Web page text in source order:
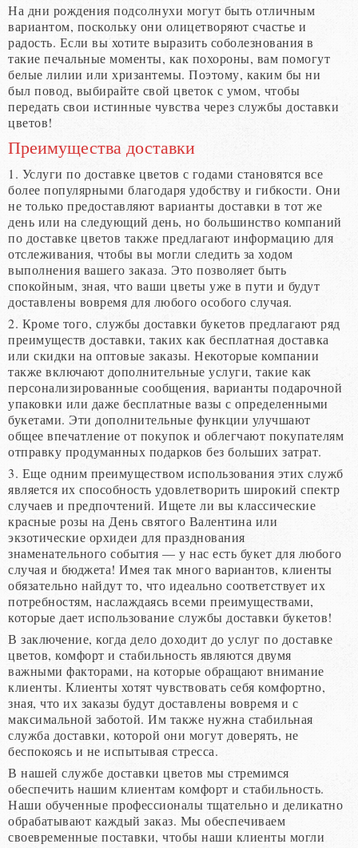
На дни рождения подсолнухи могут быть отличным
вариантом, поскольку они олицетворяют счастье и
радость. Если вы хотите выразить соболезнования в
такие печальные моменты, как похороны, вам помогут
белые лилии или хризантемы. Поэтому, каким бы ни
был повод, выбирайте свой цветок с умом, чтобы
передать свои истинные чувства через службы доставки
цветов!
Преимущества доставки
1. Услуги по доставке цветов с годами становятся все
более популярными благодаря удобству и гибкости. Они
не только предоставляют варианты доставки в тот же
день или на следующий день, но большинство компаний
по доставке цветов также предлагают информацию для
отслеживания, чтобы вы могли следить за ходом
выполнения вашего заказа. Это позволяет быть
спокойным, зная, что ваши цветы уже в пути и будут
доставлены вовремя для любого особого случая.
2. Кроме того, службы доставки букетов предлагают ряд
преимуществ доставки, таких как бесплатная доставка
или скидки на оптовые заказы. Некоторые компании
также включают дополнительные услуги, такие как
персонализированные сообщения, варианты подарочной
упаковки или даже бесплатные вазы с определенными
букетами. Эти дополнительные функции улучшают
общее впечатление от покупок и облегчают покупателям
отправку продуманных подарков без больших затрат.
3. Еще одним преимуществом использования этих служб
является их способность удовлетворить широкий спектр
случаев и предпочтений. Ищете ли вы классические
красные розы на День святого Валентина или
экзотические орхидеи для празднования
знаменательного события — у нас есть букет для любого
случая и бюджета! Имея так много вариантов, клиенты
обязательно найдут то, что идеально соответствует их
потребностям, наслаждаясь всеми преимуществами,
которые дает использование службы доставки букетов!
В заключение, когда дело доходит до услуг по доставке
цветов, комфорт и стабильность являются двумя
важными факторами, на которые обращают внимание
клиенты. Клиенты хотят чувствовать себя комфортно,
зная, что их заказы будут доставлены вовремя и с
максимальной заботой. Им также нужна стабильная
служба доставки, которой они могут доверять, не
беспокоясь и не испытывая стресса.
В нашей службе доставки цветов мы стремимся
обеспечить нашим клиентам комфорт и стабильность.
Наши обученные профессионалы тщательно и деликатно
обрабатывают каждый заказ. Мы обеспечиваем
своевременные поставки, чтобы наши клиенты могли